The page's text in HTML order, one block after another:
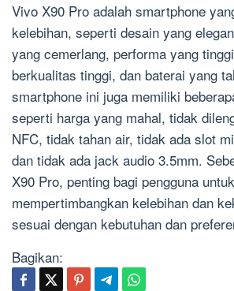
Vivo X90 Pro adalah smartphone
kelebihan, seperti desain yang
yang cemerlang, performa yang
berkualitas tinggi, dan baterai yang
smartphone ini juga memiliki
seperti harga yang mahal, tidak
NFC, tidak tahan air, tidak ada slot
dan tidak ada jack audio 3.5mm.
X90 Pro, penting bagi pengguna untuk
mempertimbangkan kelebihan dan
sesuai dengan kebutuhan dan
Bagikan: